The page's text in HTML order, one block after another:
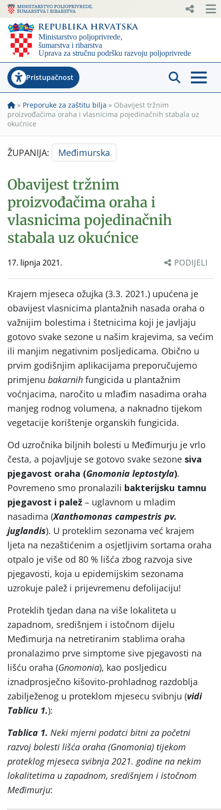
Pristupačnost
» Preporuke za zaštitu bilja » Obavijest tržnim
proizvođačima oraha i vlasnicima pojedinačnih stabala uz
okućnice
ŽUPANIJA: Međimurska
Obavijest tržnim
proizvođačima oraha i
vlasnicima pojedinačnih
stabala uz okućnice
17. lipnja 2021. PODIJELI
Krajem mjeseca ožujka (3.3. 2021.) upućena je
obavijest vlasnicima plantažnih nasada oraha o
važnijim bolestima i štetnicima koji je javljaju
gotovo svake sezone u našim krajevima, sa većim
ili manjim negativnim posljedicama. Obično u
prvim godišnjim aplikacijama preporučujemo
primjenu bakarnih fungicida u plantažnim
voćnjacima, naročito u mlađim nasadima oraha
manjeg rodnog volumena, a naknadno tijekom
vegetacije korištenje organskih fungicida.
Od uzročnika biljnih bolesti u Međimurju je vrlo
česta, a pojavljuje se gotovo svake sezone siva
pjegavost oraha (Gnomonia leptostyla).
Povremeno smo pronalazili bakterijsku tamnu
pjegavost i palež – uglavnom u mladim
nasadima (Xanthomonas campestris pv.
juglandis). U proteklim sezonama već krajem
ljeta na nezaštićenim a osjetljivim sortama oraha
otpalo je više od 80 % lišća zbog razvoja sive
pjegavosti, koja u epidemijskim sezonama
uzrokuje palež i prijevremenu defolijaciju!
Proteklih tjedan dana na više lokaliteta u
zapadnom, središnjem i istočnom dijelu
Međimurja na netretiranim stablima oraha
pronalazimo prve simptome sive pjegavosti na
lišću oraha (Gnomonia), kao posljedicu
iznadprosječno kišovito-prohladnog razdoblja
zabilježenog u proteklom mjesecu svibnju (vidi
Tablicu 1.):
Tablica 1. Neki mjerni podatci bitni za početni
razvoj bolesti lišća oraha (Gnomonia) tijekom
proteklog mjeseca svibnja 2021. godine na nekim
lokalitetima u zapadnom, središnjem i istočnom
Međimurju: